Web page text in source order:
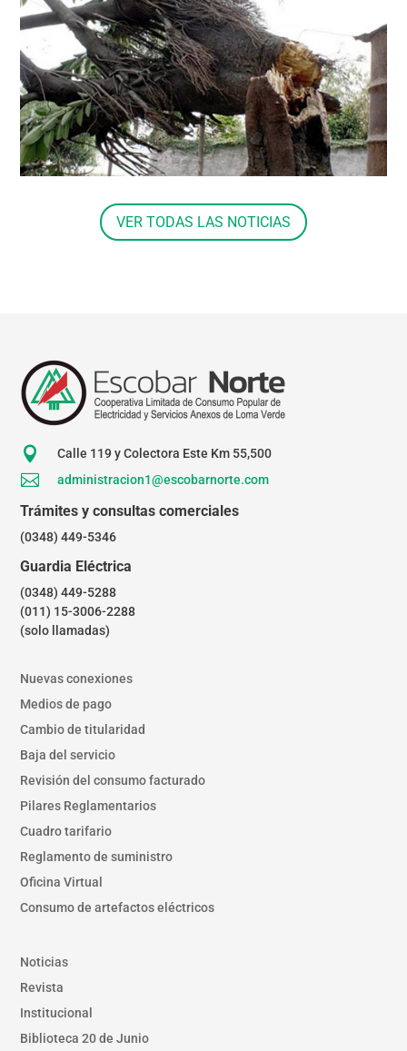
VER TODAS LAS NOTICIAS
 Calle 119 y Colectora Este Km 55,500
 administracion1@escobarnorte.com
Trámites y consultas comerciales
(0348) 449-5346
Guardia Eléctrica
(0348) 449-5288
(011) 15-3006-2288
(solo llamadas)
Nuevas conexiones
Medios de pago
Cambio de titularidad
Baja del servicio
Revisión del consumo facturado
Pilares Reglamentarios
Cuadro tarifario
Reglamento de suministro
Oficina Virtual
Consumo de artefactos eléctricos
Noticias
Revista
Institucional
Biblioteca 20 de Junio